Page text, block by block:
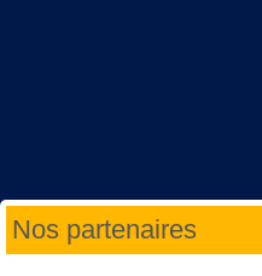
Nos partenaires
Année
précédente
Mois
précédent
Année
suivante
Mois
suivant